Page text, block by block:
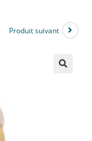
Produit suivant